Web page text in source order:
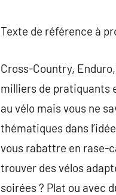
Texte de référence à
Cross-Country,
milliers de pratiquants
au vélo mais vous ne
thématiques dans
vous rabattre en rase-
trouver des vélos
soirées ? Plat ou avec